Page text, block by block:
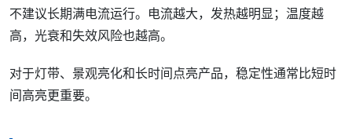
不建议长期满电流运行。电流越大，发热越明显；温度越
高，光衰和失效风险也越高。
对于灯带、景观亮化和长时间点亮产品，稳定性通常比短时
间高亮更重要。